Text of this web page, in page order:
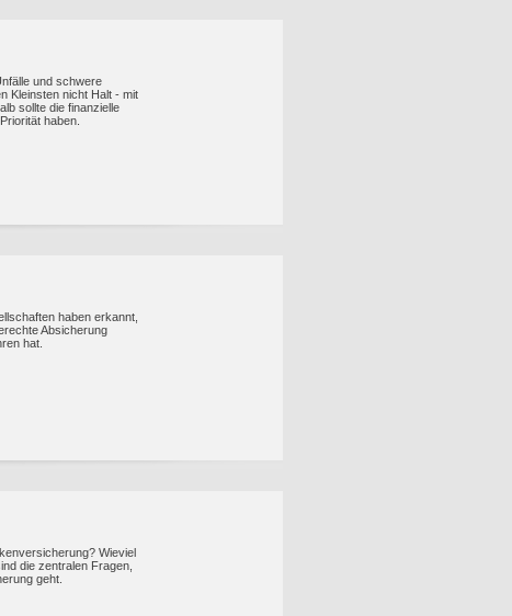
und schwere
Kleinsten nicht Halt - mit
sollte die finanzielle
haben.
haben erkannt,
Absicherung
hat.
Wieviel
die zentralen Fragen,
geht.